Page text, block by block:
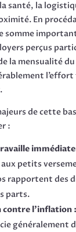
santé, la
En
somme
perçus
la mensualité
de cette
:
petits
rapportent des
parts.
l’inflation :
généralement